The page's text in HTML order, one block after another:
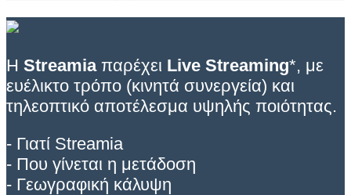
Η Streamiaπαρέχει Live Streaming*, με
ευέλικτο τρόπο (κινητά συνεργεία) και
τηλεοπτικό αποτέλεσμα υψηλής ποιότητας.
- Γιατί Streamia
- Που γίνεται η μετάδοση
- Γεωγραφική κάλυψη